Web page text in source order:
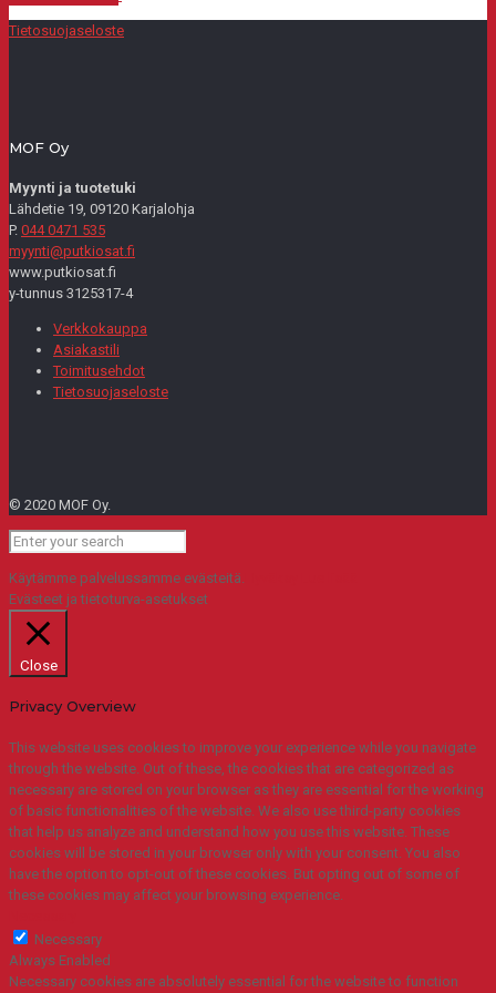
Tietosuojaseloste
MOF Oy
Myynti ja tuotetuki
Lähdetie 19, 09120 Karjalohja
P. 044 0471 535
myynti@putkiosat.fi
www.putkiosat.fi
y-tunnus 3125317-4
Verkkokauppa
Asiakastili
Toimitusehdot
Tietosuojaseloste
© 2020 MOF Oy.
Käytämme palvelussamme evästeitä.
Evästeet ja tietoturva-asetukset
Close
Privacy Overview
This website uses cookies to improve your experience while you navigate
through the website. Out of these, the cookies that are categorized as
necessary are stored on your browser as they are essential for the working
of basic functionalities of the website. We also use third-party cookies
that help us analyze and understand how you use this website. These
cookies will be stored in your browser only with your consent. You also
have the option to opt-out of these cookies. But opting out of some of
these cookies may affect your browsing experience.
Necessary
Always Enabled
Necessary cookies are absolutely essential for the website to function